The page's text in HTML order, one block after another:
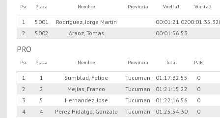
Psc Placa Nombre Provincia Vuelta1 Vuelta2
1 5001 Rodriguez, Jorge Martin 00:01:21.0200:01:35.32
2
5002 Araoz, Tomas 00:01:56.53
PRO
Psc Placa Nombre Provincia Total PaR
1 1 Sumblad, Felipe Tucuman 01:17:32.55
0
2
2 Mejias, Franco Tucuman 01:21:15.22
0
3
5 Hernandez, Jose Tucuman 01:22:16.56
0
4
4 Perez Hidalgo, Gonzalo Tucuman 01:25:54.30
0